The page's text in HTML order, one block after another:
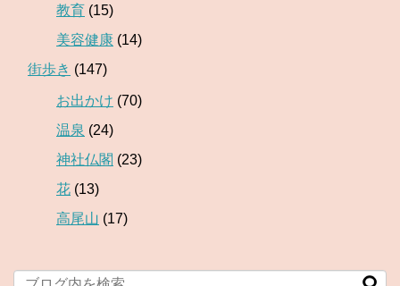
教育 (15)
美容健康 (14)
街歩き (147)
お出かけ (70)
温泉 (24)
神社仏閣 (23)
花 (13)
高尾山 (17)